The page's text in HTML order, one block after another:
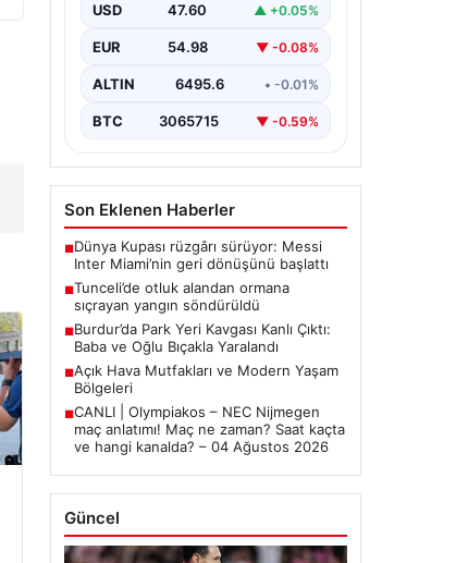
USD 47.60 ▲ +0.05%
EUR 54.98 ▼ -0.08%
ALTIN 6495.6 • -0.01%
BTC 3065715 ▼ -0.59%
Son Eklenen Haberler
■Dünya Kupası rüzgârı sürüyor: Messi
Inter Miami’nin geri dönüşünü başlattı
■Tunceli’de otluk alandan ormana
sıçrayan yangın söndürüldü
■Burdur’da Park Yeri Kavgası Kanlı Çıktı:
Baba ve Oğlu Bıçakla Yaralandı
■Açık Hava Mutfakları ve Modern Yaşam
Bölgeleri
■CANLI | Olympiakos – NEC Nijmegen
maç anlatımı! Maç ne zaman? Saat kaçta
ve hangi kanalda? – 04 Ağustos 2026
Güncel